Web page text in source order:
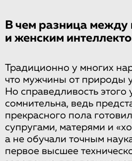
В чем разница
и женским
Традиционно у многих
что мужчины от природы
Но справедливость этого
сомнительна, ведь
прекрасного пола
супругами, матерями и
а не обучали точным
первое высшее